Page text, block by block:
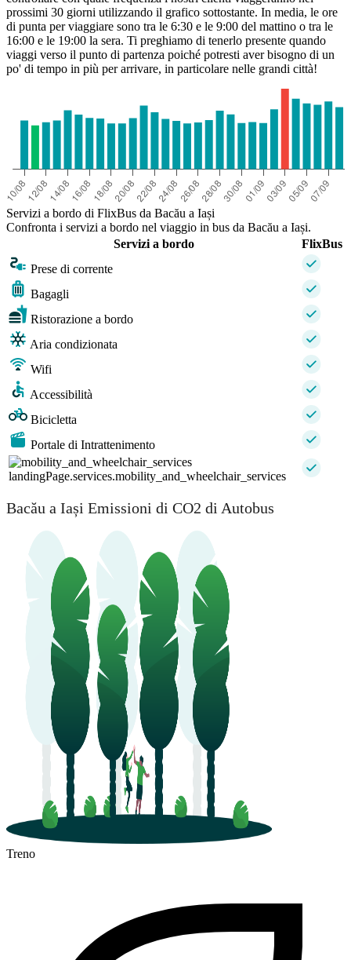
prossimi 30 giorni utilizzando il grafico sottostante. In media, le ore
di punta per viaggiare sono tra le 6:30 e le 9:00 del mattino o tra le
16:00 e le 19:00 la sera. Ti preghiamo di tenerlo presente quando
viaggi verso il punto di partenza poiché potresti aver bisogno di un
po' di tempo in più per arrivare, in particolare nelle grandi città!
Servizi a bordo di FlixBus da Bacău a Iași
Confronta i servizi a bordo nel viaggio in bus da Bacău a Iași.
Servizi a bordo
FlixBus
Prese di corrente
Bagagli
Ristorazione a bordo
Aria condizionata
Wifi
Accessibilità
Bicicletta
Portale di Intrattenimento
landingPage.services.mobility_and_wheelchair_services
Bacău a Iași Emissioni di CO2 di Autobus
Treno